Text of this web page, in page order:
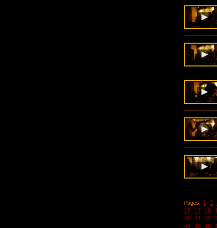
Pages: 1 2
16
17 18
30 31 32
44 45 46